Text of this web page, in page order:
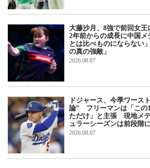
大藤沙月、8強で前回女
2年前からの成長に中国
とは比べものにならない
の真の強敵」
2026.08.07
ドジャース、今季ワース
論” フリーマンは「この
ただけ」と主張 現地メ
ュラーシーズンは前段階
2026.08.07